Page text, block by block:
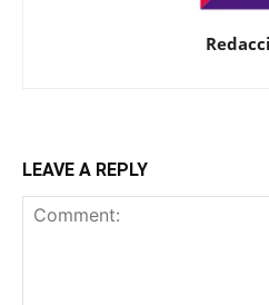
LEAVE A REPLY